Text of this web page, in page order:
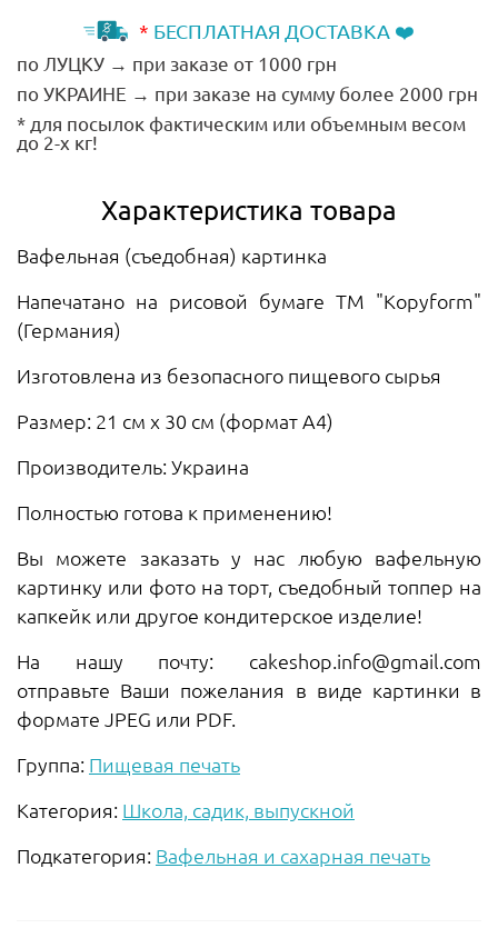
* БЕСПЛАТНАЯ ДОСТАВКА ❤️
по ЛУЦКУ → при заказе от 1000 грн
по УКРАИНЕ → при заказе на сумму более 2000 грн
* для посылок фактическим или объемным весом
до 2-х кг!
Характеристика товара
Вафельная (съедобная) картинка
Напечатано на рисовой бумаге ТМ "Kopyform"
(Германия)
Изготовлена ​​из безопасного пищевого сырья
Размер: 21 см х 30 см (формат А4)
Производитель: Украина
Полностью готова к применению!
Вы можете заказать у нас любую вафельную
картинку или фото на торт, съедобный топпер на
капкейк или другое кондитерское изделие!
На нашу почту: cakeshop.info@gmail.com
отправьте Ваши пожелания в виде картинки в
формате JPEG или PDF.
Группа: Пищевая печать
Категория: Школа, садик, выпускной
Подкатегория: Вафельная и сахарная печать